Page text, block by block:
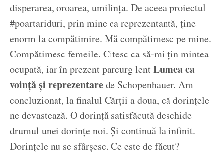
disperarea, oroarea, umilința. De aceea proiectul
#poartariduri, prin mine ca reprezentantă, ține
enorm la compătimire. Mă compătimesc pe mine.
Compătimesc femeile. Citesc ca să-mi țin mintea
ocupată, iar în prezent parcurg lentLumea ca
voință și reprezentarede Schopenhauer. Am
concluzionat, la finalul Cărții a doua, că dorințele
ne devastează. O dorință satisfăcută deschide
drumul unei dorințe noi. Și continuă la infinit.
Dorințele nu se sfârșesc. Ce este de făcut?